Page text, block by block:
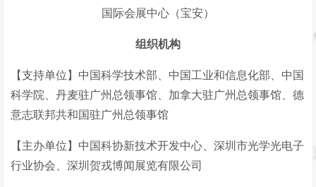
国际会展中心（宝安）
组织机构
【支持单位】中国科学技术部、中国工业和信息化部、中国
科学院、丹麦驻广州总领事馆、加拿大驻广州总领事馆、德
意志联邦共和国驻广州总领事馆
【主办单位】中国科协新技术开发中心、深圳市光学光电子
行业协会、深圳贺戎博闻展览有限公司